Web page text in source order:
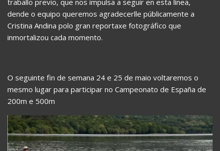
dende o equipo queremos agradecerlle públicamente a
Cristina Andina polo gran reportaxe fotográfico que
inmortalizou cada momento.
O seguinte fin de semana 24 e 25 de maio voltaremos o
mesmo lugar para participar no Campeonato de España de
200m e 500m